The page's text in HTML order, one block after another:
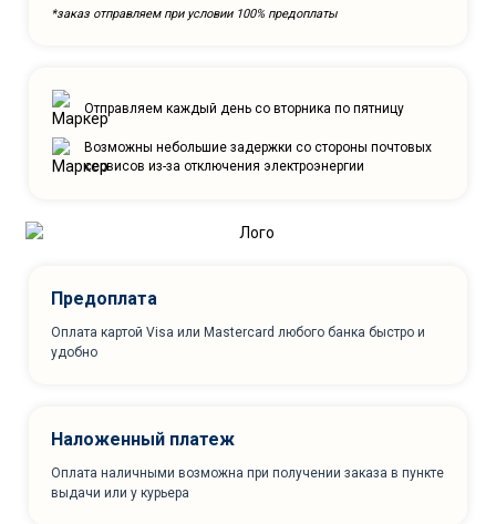
*заказ отправляем при условии 100% предоплаты
Отправляем каждый день со вторника по пятницу
Возможны небольшие задержки со стороны почтовых
сервисов из-за отключения электроэнергии
Предоплата
Оплата картой Visa или Mastercard любого банка быстро и
удобно
Наложенный платеж
Оплата наличными возможна при получении заказа в пункте
выдачи или у курьера